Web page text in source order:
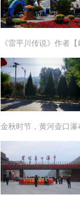
《雷平川传说》作者【
金秋时节，黄河壶口